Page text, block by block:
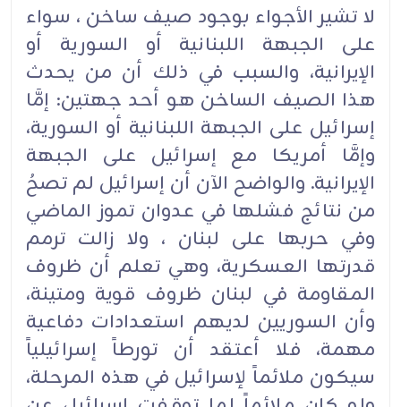
لا تشير الأجواء بوجود صيف ساخن ، سواء
على الجبهة اللبنانية أو السورية أو
الإيرانية، والسبب في ذلك أن من يحدث
هذا الصيف الساخن هو أحد جهتين: إمَّا
إسرائيل على الجبهة اللبنانية أو السورية،
وإمَّا أمريكا مع إسرائيل على الجبهة
الإيرانية. والواضح الآن أن إسرائيل لم تصحُ
من نتائج فشلها في عدوان تموز الماضي
وفي حربها على لبنان ، ولا زالت ترمم
قدرتها العسكرية، وهي تعلم أن ظروف
المقاومة في لبنان ظروف قوية ومتينة،
وأن السوريين لديهم استعدادات دفاعية
مهمة، فلا أعتقد أن تورطاً إسرائيلياً
سيكون ملائماً لإسرائيل في هذه المرحلة،